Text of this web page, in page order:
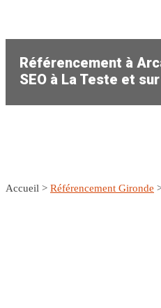
Référencement à
SEO à La Teste et
Accueil > Référencement Gironde